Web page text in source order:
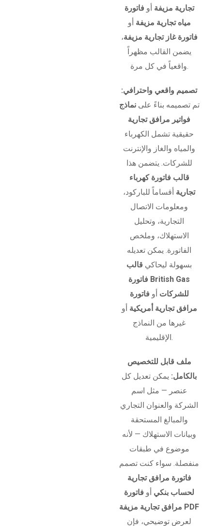
تجارية مزيفة أو فاتورة
مياه تجارية مزيفة أو
فاتورة غاز تجارية مزيفة،
يضمن القالب مظهراً
واقعياً في كل مرة.
تصميم واقعي واحترافي:
تم تصميمه بناءً علىنماذج
فواتير مرافق تجارية
حقيقية تشمل الكهرباء
والمياه والغاز والإنترنت
للشركات. يتضمن هذا
قالب فاتورة كهرباء
تجارية أقساماً للباركود،
ومعلومات الاتصال
التجارية، وتحليل
الاستهلاك، وملخص
الفاتورة. يمكن تعديله
بسهولة ليحاكي قالب
فاتورة British Gas
للشركات أو فاتورة
مرافق تجارية أمريكية أو
غيرها من النماذج
الإقليمية.
ملف قابل للتخصيص
بالكامل: يمكن تعديل كل
عنصر — مثل اسم
الشركة والعنوان التجاري
والمبالغ المستحقة
وبيانات الاستهلاك — لأنه
موضوع في طبقات
منفصلة. سواء كنت تصمم
فاتورة مرافق تجارية
لحساب بنكي أو فاتورة
مرافق تجارية مزيفة PDF
لعرض توضيحي، فإن